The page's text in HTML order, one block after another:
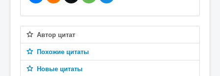
Автор цитат
Похожие цитаты
Новые цитаты